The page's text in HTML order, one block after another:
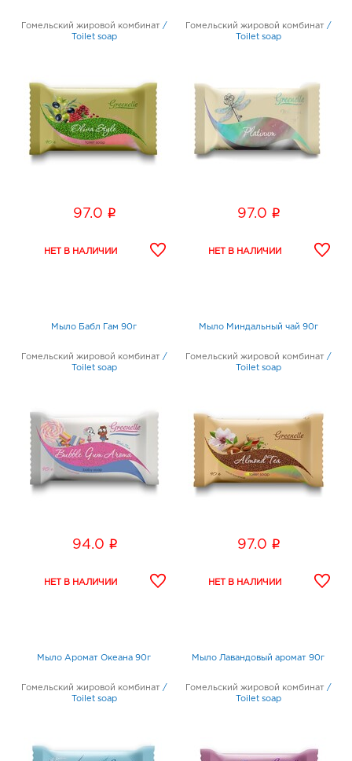
Гомельский жировой комбинат /
Toilet soap
97.0 i
Гомельский жировой комбинат /
Toilet soap
97.0 i
Мыло Бабл Гам 90г
Гомельский жировой комбинат /
Toilet soap
94.0 i
Мыло Миндальный чай 90г
Гомельский жировой комбинат /
Toilet soap
97.0 i
Мыло Аромат Океана 90г
Гомельский жировой комбинат /
Toilet soap
Мыло Лавандовый аромат 90г
Гомельский жировой комбинат /
Toilet soap